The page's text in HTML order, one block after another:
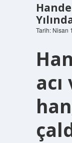
Tarih: Nisan